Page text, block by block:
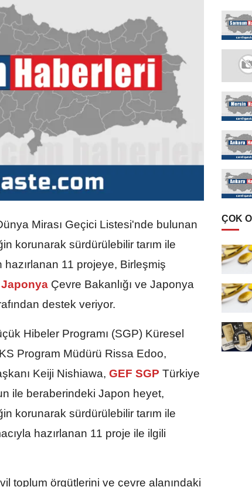
Mirası Geçici Listesi'nde bulunan
korunarak sürdürülebilir tarım ile
hazırlanan 11 projeye, Birleşmiş
Japonya Çevre Bakanlığı ve Japonya
destek veriyor.
Hibeler Programı (SGP) Küresel
Program Müdürü Rissa Edoo,
Keiji Nishiawa, GEF SGP Türkiye
ile beraberindeki Japon heyet,
korunarak sürdürülebilir tarım ile
hazırlanan 11 proje ile ilgili
toplum örgütlerini ve çevre alanındaki
ÇOK